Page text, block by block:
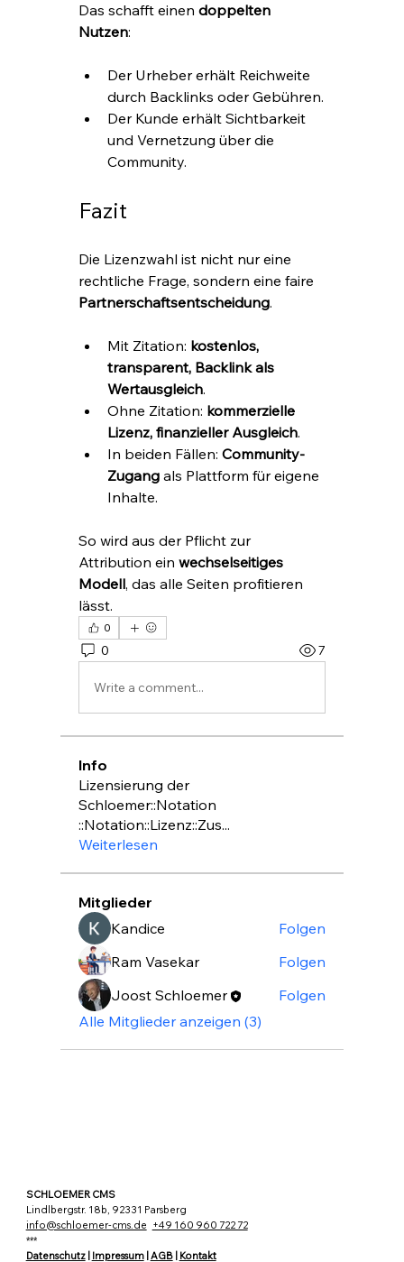
Das schafft einen doppelten
Nutzen:
Der Urheber erhält Reichweite
durch Backlinks oder Gebühren.
Der Kunde erhält Sichtbarkeit
und Vernetzung über die
Community.
Fazit
Die Lizenzwahl ist nicht nur eine
Partnerschaftsentscheidung.
Mit Zitation: kostenlos,
transparent, Backlink als
Wertausgleich.
Ohne Zitation: kommerzielle
Lizenz, finanzieller Ausgleich.
In beiden Fällen: Community-
Zugang als Plattform für eigene
Inhalte.
So wird aus der Pflicht zur
Attribution ein wechselseitiges
Modell, das alle Seiten profitieren
lässt.
0
0 7
Write a comment...
Info
Lizensierung der
Schloemer::Notation
::Notation::Lizenz::Zus...
Weiterlesen
Mitglieder
Kandice
Folgen
Ram Vasekar
Folgen
Joost Schloemer
Folgen
Alle Mitglieder anzeigen (3)
SCHLOEMER CMS
Lindlbergstr. 18b, 92331 Parsberg
info@schloemer-cms.de +49 160 960 722 72
***
Datenschutz| Impressum| AGB| Kontakt